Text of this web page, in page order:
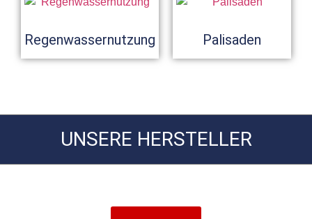
Regenwassernutzung Palisaden
UNSERE HERSTELLER